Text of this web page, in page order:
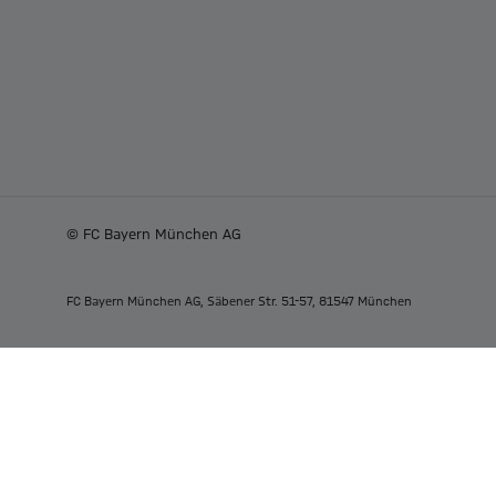
© FC Bayern München AG
FC Bayern München AG, Säbener Str. 51-57, 81547 München